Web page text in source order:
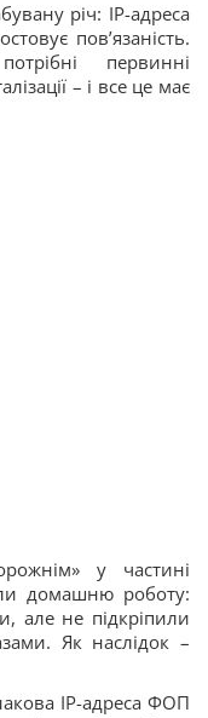
річ: IP-адреса
пов’язаність.
первинні
– і все це має
у частині
домашню роботу:
але не підкріпили
Як наслідок –
IP-адреса ФОП